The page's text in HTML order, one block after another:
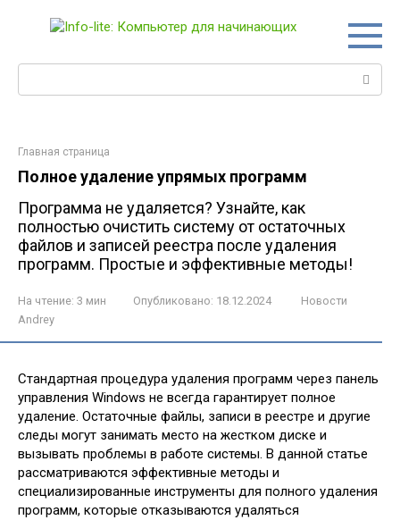
Главная страница
Полное удаление упрямых программ
Программа не удаляется? Узнайте, как
полностью очистить систему от остаточных
файлов и записей реестра после удаления
программ. Простые и эффективные методы!
На чтение: 3 мин Опубликовано: 18.12.2024
Новости
Andrey
Стандартная процедура удаления программ через панель
управления Windows не всегда гарантирует полное
удаление. Остаточные файлы, записи в реестре и другие
следы могут занимать место на жестком диске и
вызывать проблемы в работе системы. В данной статье
рассматриваются эффективные методы и
специализированные инструменты для полного удаления
программ, которые отказываются удаляться